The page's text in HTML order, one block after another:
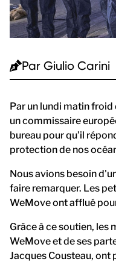
Par Giulio Carini
Par un lundi matin
un commissaire
bureau pour qu’il
protection de nos
Nous avions besoin
faire remarquer. Les
WeMove ont afflué
Grâce à ce soutien, les
WeMove et de ses
Jacques Cousteau, ont